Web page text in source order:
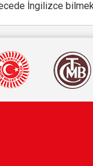
İngilizce